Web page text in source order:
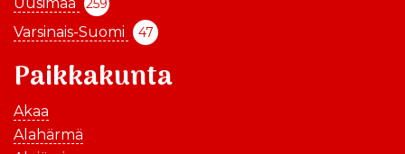
259
Varsinais-Suomi 47
Paikkakunta
Akaa
Alahärmä